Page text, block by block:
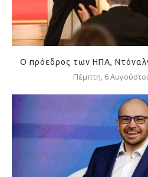
Ο πρόεδρος των ΗΠΑ,
Πέμπτη, 6